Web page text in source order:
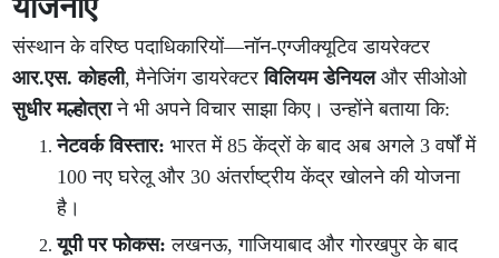
योजनाएं
संस्थान के वरिष्ठ पदाधिकारियों—नॉन-एग्जीक्यूटिव डायरेक्टर
आर.एस. कोहली, मैनेजिंग डायरेक्टरविलियम डेनियलऔर सीओओ
सुधीर मल्होत्राने भी अपने विचार साझा किए। उन्होंने बताया कि:
नेटवर्क विस्तार: भारत में 85 केंद्रों के बाद अब अगले 3 वर्षों में
100 नए घरेलू और 30 अंतर्राष्ट्रीय केंद्र खोलने की योजना
है।
यूपी पर फोकस: लखनऊ, गाजियाबाद और गोरखपुर के बाद